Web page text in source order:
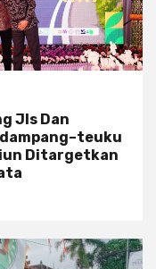
Jls Dan
Ditargetkan